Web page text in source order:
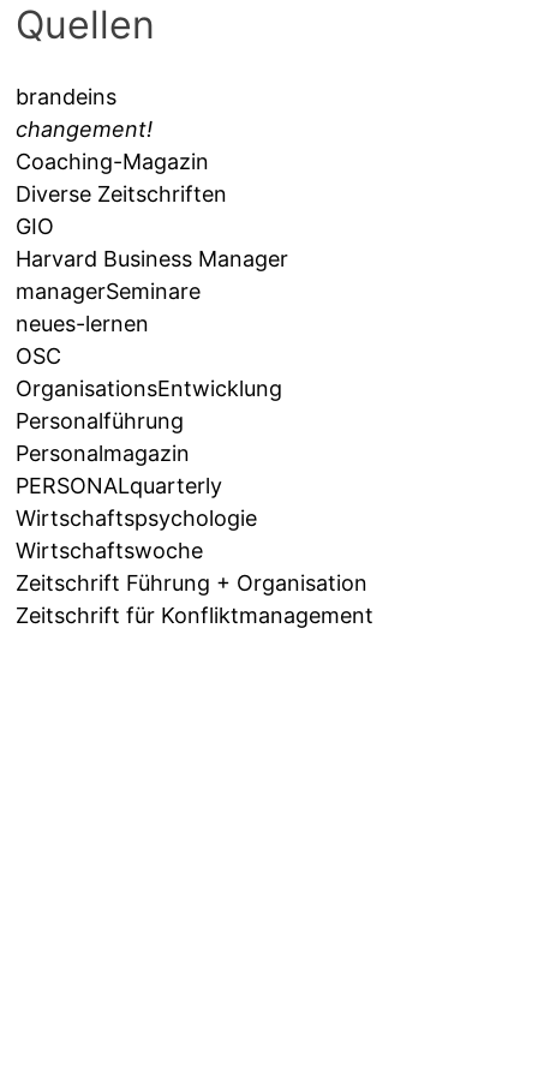
Quellen
brandeins
changement!
Coaching-Magazin
Diverse Zeitschriften
GIO
Harvard Business Manager
managerSeminare
neues-lernen
OSC
OrganisationsEntwicklung
Personalführung
Personalmagazin
PERSONALquarterly
Wirtschaftspsychologie
Wirtschaftswoche
Zeitschrift Führung + Organisation
Zeitschrift für Konfliktmanagement